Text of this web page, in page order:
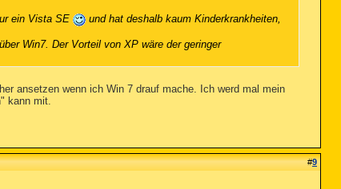
ein Vista SE
und hat deshalb kaum Kinderkrankheiten,
Win7. Der Vorteil von XP wäre der geringer
ansetzen wenn ich Win 7 drauf mache. Ich werd mal mein
kann mit.
#9